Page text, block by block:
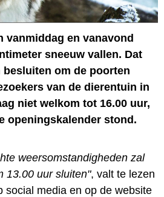
vanmiddag en vanavond
sneeuw vallen. Dat
besluiten om de poorten
van de dierentuin in
niet welkom tot 16.00 uur,
openingskalender stond.
weersomstandigheden zal
13.00 uur sluiten", valt te lezen
social media en op de website